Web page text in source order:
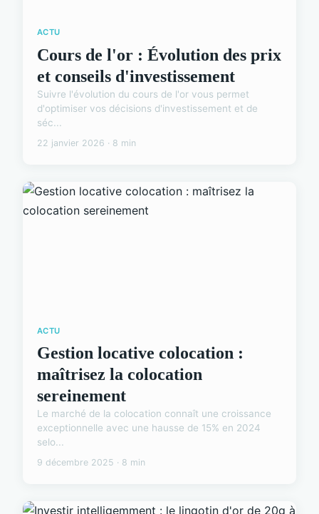
ACTU
Cours de l'or : Évolution des prix
et conseils d'investissement
Suivre l'évolution du cours de l'or vous permet
d'optimiser vos décisions d'investissement et de
séc...
22 janvier 2026 · 8 min
ACTU
Gestion locative colocation :
maîtrisez la colocation
sereinement
Le marché de la colocation connaît une croissance
exceptionnelle avec une hausse de 15% en 2024
selo...
9 décembre 2025 · 8 min